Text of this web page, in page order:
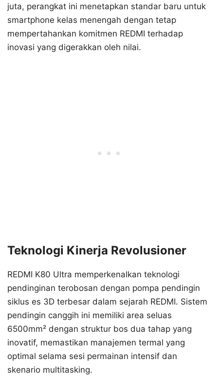
juta, perangkat ini menetapkan standar baru untuk
smartphone kelas menengah dengan tetap
mempertahankan komitmen REDMI terhadap
inovasi yang digerakkan oleh nilai.
Teknologi Kinerja Revolusioner
REDMI K80 Ultra memperkenalkan teknologi
pendinginan terobosan dengan pompa pendingin
siklus es 3D terbesar dalam sejarah REDMI. Sistem
pendingin canggih ini memiliki area seluas
6500mm² dengan struktur bos dua tahap yang
inovatif, memastikan manajemen termal yang
optimal selama sesi permainan intensif dan
skenario multitasking.